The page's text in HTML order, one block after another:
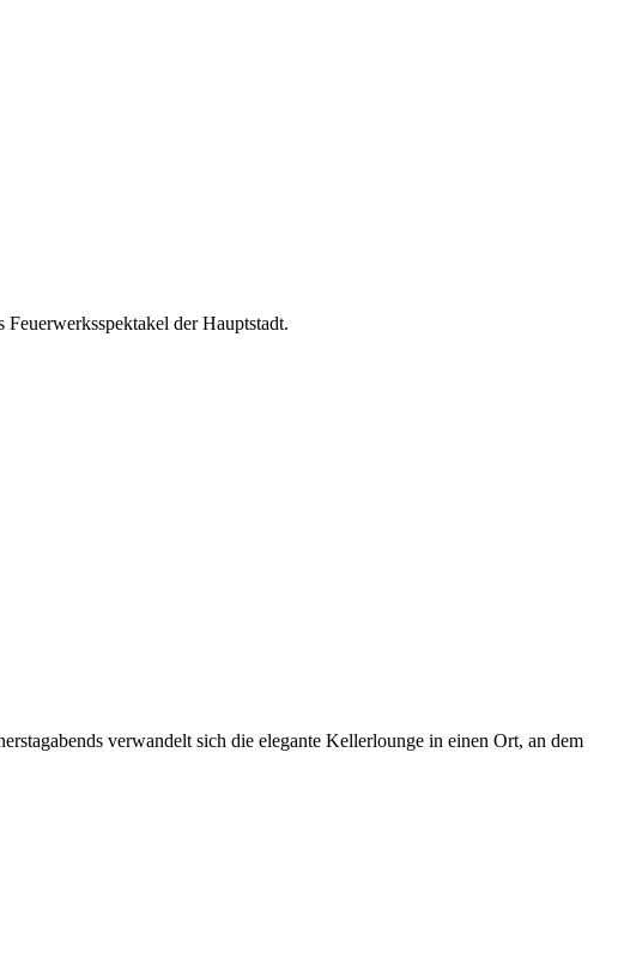
der Hauptstadt.
verwandelt sich die elegante Kellerlounge in einen Ort, an dem